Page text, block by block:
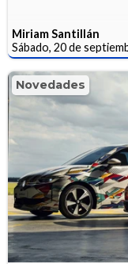
Miriam Santillán
Sábado, 20 de
Novedades